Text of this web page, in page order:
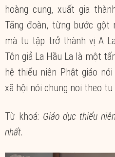
hoàng cung, xuất gia
Tăng đoàn, từng bước
mà tu tập trở thành vị A
Tôn giả La Hầu La là một
hệ thiếu niên Phật giáo
xã hội nói chung noi theo tu
Từ khoá: Giáo dục thiếu
nhất.